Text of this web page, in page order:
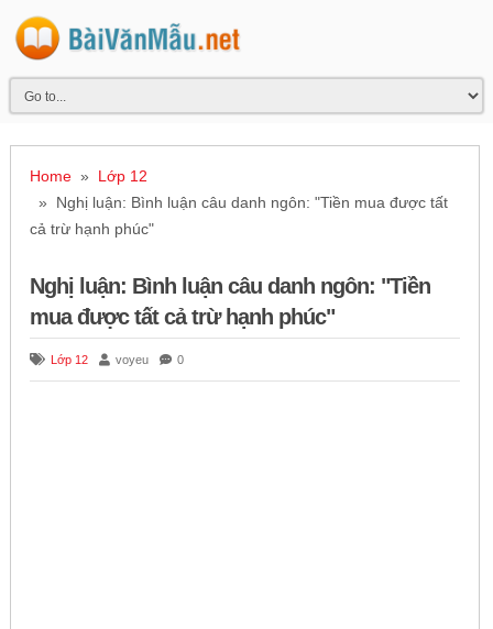
Home» Lớp 12
» Nghị luận: Bình luận câu danh ngôn: "Tiền mua được tất
cả trừ hạnh phúc"
Nghị luận: Bình luận câu danh ngôn: "Tiền
mua được tất cả trừ hạnh phúc"
Lớp 12 voyeu 0